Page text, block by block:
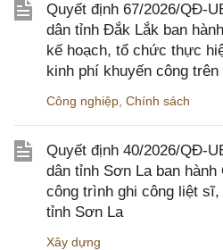
Quyết định 67/2026/QĐ-
dân tỉnh Đắk Lắk ban
kế hoạch, tổ chức thực
kinh phí khuyến công
Công nghiệp Chính sách
Quyết định 40/2026/QĐ-
dân tỉnh Sơn La ban
công trình ghi công liệt
tỉnh Sơn La
Xây dựng